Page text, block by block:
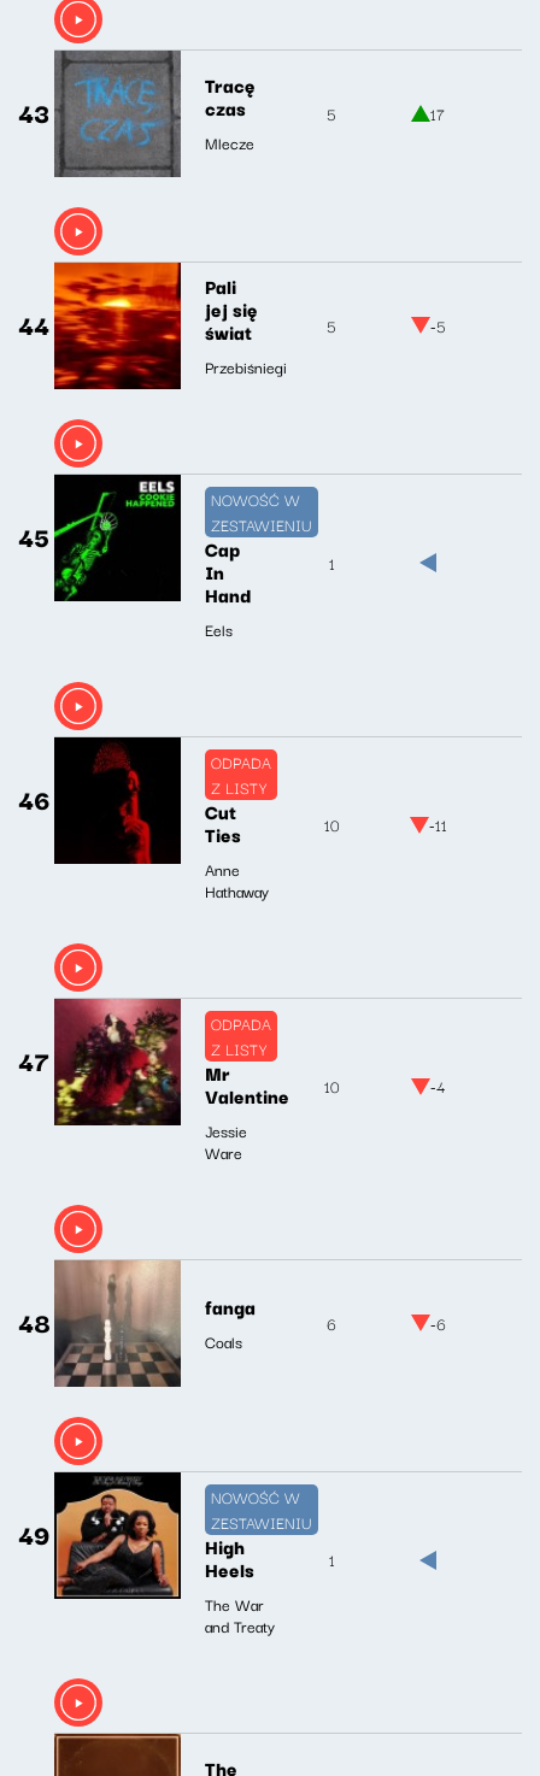
43
Tracę
czas
Mlecze
5 17
44
Pali
jej się
świat
Przebiśniegi
5 -5
45
NOWOŚĆ W
ZESTAWIENIU
Cap
In
Hand
Eels
1
46
ODPADA
Z LISTY
Cut
Ties
Anne
Hathaway
10 -11
47
ODPADA
Z LISTY
Mr
Valentine
Jessie
Ware
10 -4
48 fanga
Coals
6 -6
49
NOWOŚĆ W
ZESTAWIENIU
High
Heels
The War
and Treaty
1
The